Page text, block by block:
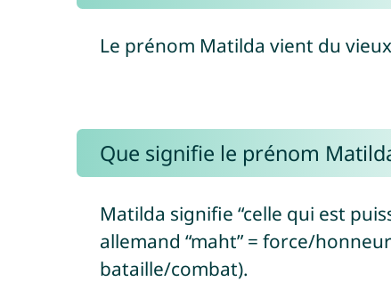
Le prénom Matilda vient du
Que signifie le prénom
Matilda signifie “celle qui est
allemand “maht” = force/
bataille/combat).